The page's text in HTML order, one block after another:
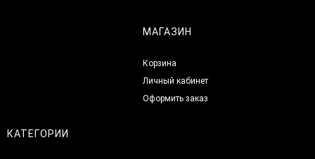
МАГАЗИН
Корзина
Личный кабинет
Оформить заказ
КАТЕГОРИИ